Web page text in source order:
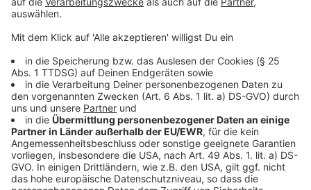
• Ruth Dördelmann, r.doerdelmann@duelmen.de,
• Oliver Werthmöller, o.werthmoeller@duelmen.de
• Christina Hörbelt, c.hoerbelt@duelmen.de
Telefon: 0173/9042156 oder 02594-12815
Anzeige